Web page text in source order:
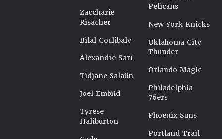
Zaccharie
Risacher
Bilal Coulibaly
Alexandre Sarr
Tidjane Salaün
Joel Embiid
Tyrese
Haliburton
Pelicans
New York Knicks
Oklahoma City
Thunder
Orlando Magic
Philadelphia
76ers
Phoenix Suns
Portland Trail